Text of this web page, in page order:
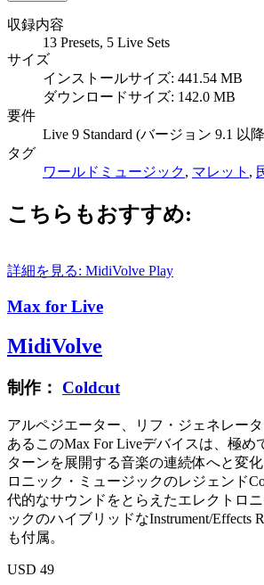
収録内容
13 Presets, 5 Live Sets
サイズ
インストールサイズ: 441.54 MB
ダウンロードサイズ: 142.0 MB
要件
Live 9 Standard (バージョン 9.1 以
タグ
ワールドミュージック, マレット ,
こちらもおすすめ:
詳細を見る: MidiVolve Play
Max for Live
MidiVolve
制作： Coldcut
アルペジエーター、リフ・ジェネレー
あるこのMax For Liveデバイスは、極
ターンを展開する音楽の連続体へと変
ロニック・ミュージックのレジェンド
代的なサウンドをとらえたエレクトロ
ックのハイブリッドなInstrument/Effects
も付属。
USD 49